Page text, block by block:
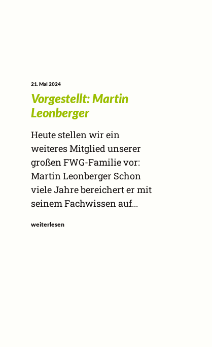
21. Mai 2024
Vorgestellt: Martin
Leonberger
Heute stellen wir ein
weiteres Mitglied unserer
großen FWG-Familie vor:
Martin Leonberger Schon
viele Jahre bereichert er mit
seinem Fachwissen auf...
weiterlesen